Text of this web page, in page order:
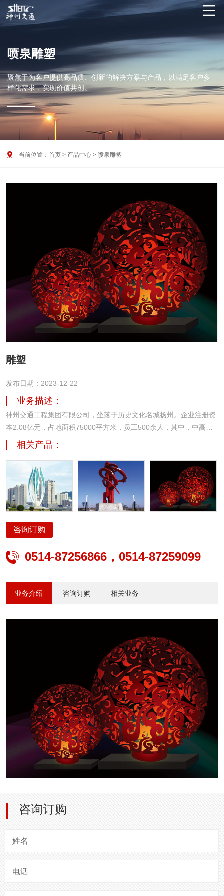

喷泉雕塑
聚焦于为客户提供高品质、创新的解决方案与产品，以满足客户多
样化需求，实现价值共创。
 当前位置： 首页 > 产品中心 > 喷泉雕塑
雕塑
发布日期：2023-12-22
业务描述：
神州交通工程集团有限公司，坐落于历史文化名城扬州。企业注册资
本2.08亿元，占地面积75000平方米，员工500余人，其中，中高级
专业技术人才占比70%以上。从2005年创立至今，致力于城市及道路
照明、公路交通安全设施、公路交通机电工程、建筑及景观亮化、照
明设计、智能安防、电子与智能化、太阳能光伏、水景喷泉、输变
电、电力承装修试、城市公交系统方案设计、产品研发、生产制造、
工程管理及运营等专业服务。
相关产品：
咨询订购
 0514-87256866，0514-87259099
业务介绍 咨询订购 相关业务
咨询订购
姓名
电话